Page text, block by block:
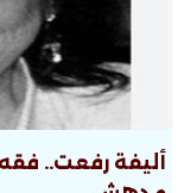
أليفة رفعت..